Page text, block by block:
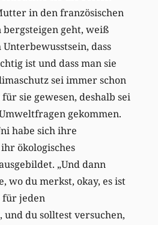
in den französischen
bergsteigen geht, weiß
dass
ist und dass man sie
sei immer schon
sie gewesen, deshalb sei
gekommen.
habe sich ihre
ökologisches
„Und dann
wo du merkst, okay, es ist
für jeden
du solltest versuchen,